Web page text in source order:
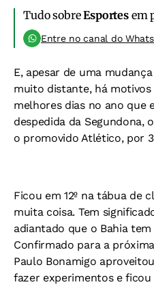
Tudo sobreEsportesem
Entre no canal do
E, apesar de uma
muito distante, há
melhores dias no ano que
despedida da Segundona,
o promovido Atlético, por
Ficou em 12º na tábua de
muita coisa. Tem
adiantado que o Bahia
Confirmado para a
Paulo Bonamigo
fazer experimentos e ficou